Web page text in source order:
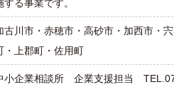
る事業です。
古川市・赤穂市・高砂市・加西市・
・上郡町・佐用町
小企業相談所 企業支援担当